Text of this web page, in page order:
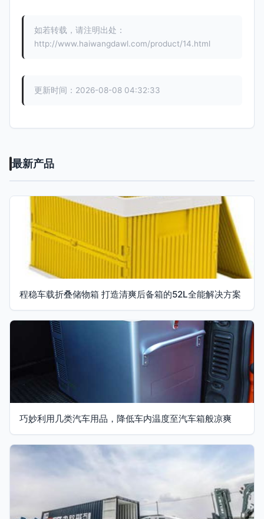
如若转载，请注明出处：
http://www.haiwangdawl.com/product/14.html
更新时间：2026-08-08 04:32:33
最新产品
程稳车载折叠储物箱 打造清爽后备箱的52L全能解决方案
巧妙利用几类汽车用品，降低车内温度至汽车箱般凉爽